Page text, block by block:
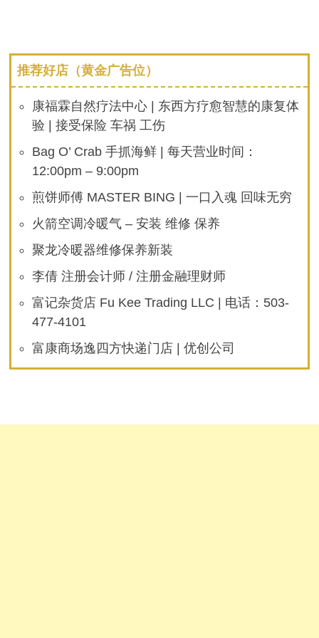
推荐好店（黄金广告位）
康福霖自然疗法中心 | 东西方疗愈智慧的康复体
验 | 接受保险 车祸 工伤
Bag O’ Crab 手抓海鲜 | 每天营业时间：
12:00pm – 9:00pm
煎饼师傅 MASTER BING | 一口入魂 回味无穷
火箭空调冷暖气 – 安装 维修 保养
聚龙冷暖器维修保养新装
李倩 注册会计师 / 注册金融理财师
富记杂货店 Fu Kee Trading LLC | 电话：503-
477-4101
富康商场逸四方快递门店 | 优创公司